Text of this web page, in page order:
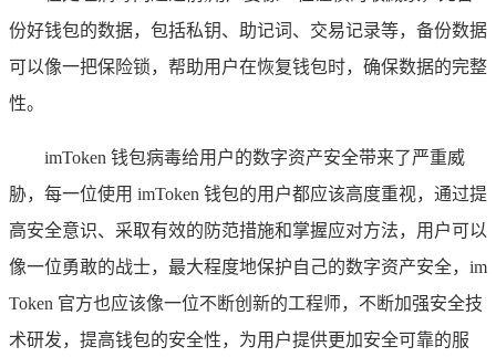
份好钱包的数据，包括私钥、助记词、交易记录等，备份数据
可以像一把保险锁，帮助用户在恢复钱包时，确保数据的完整
性。
imToken 钱包病毒给用户的数字资产安全带来了严重威
胁，每一位使用 imToken 钱包的用户都应该高度重视，通过提
高安全意识、采取有效的防范措施和掌握应对方法，用户可以
像一位勇敢的战士，最大程度地保护自己的数字资产安全，im
Token 官方也应该像一位不断创新的工程师，不断加强安全技
术研发，提高钱包的安全性，为用户提供更加安全可靠的服